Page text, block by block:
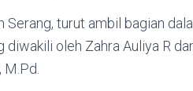
Serang, turut ambil bagian
oleh Zahra Auliya R